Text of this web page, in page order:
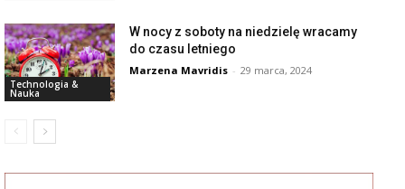
Technologia &
Nauka
W nocy z soboty na niedzielę wracamy
do czasu letniego
Marzena Mavridis - 29 marca, 2024